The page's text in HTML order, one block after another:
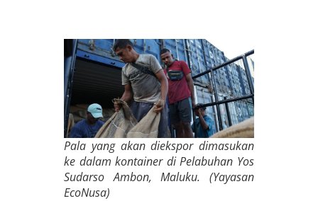
Pala yang akan diekspor dimasukan
ke dalam kontainer di Pelabuhan Yos
Sudarso Ambon, Maluku. (Yayasan
EcoNusa)